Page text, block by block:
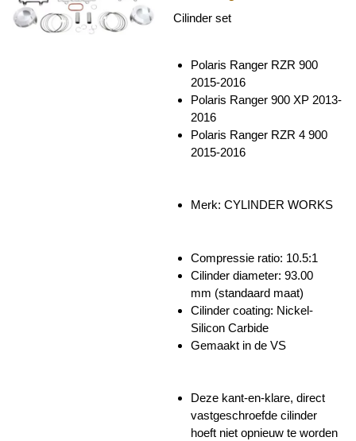
Cilinder set
Polaris Ranger RZR 900
2015-2016
Polaris Ranger 900 XP 2013-
2016
Polaris Ranger RZR 4 900
2015-2016
Merk: CYLINDER WORKS
Compressie ratio: 10.5:1
Cilinder diameter: 93.00
mm (standaard maat)
Cilinder coating: Nickel-
Silicon Carbide
Gemaakt in de VS
Deze kant-en-klare, direct
vastgeschroefde cilinder
hoeft niet opnieuw te worden